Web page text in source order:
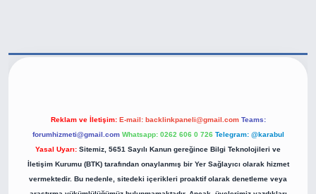
Reklam ve İletişim: E-mail: backlinkpaneli@gmail.com Teams:
forumhizmeti@gmail.com Whatsapp: 0262 606 0 726 Telegram: @karabul
Yasal Uyarı: Sitemiz, 5651 Sayılı Kanun gereğince Bilgi Teknolojileri ve
İletişim Kurumu (BTK) tarafından onaylanmış bir Yer Sağlayıcı olarak hizmet
vermektedir. Bu nedenle, sitedeki içerikleri proaktif olarak denetleme veya